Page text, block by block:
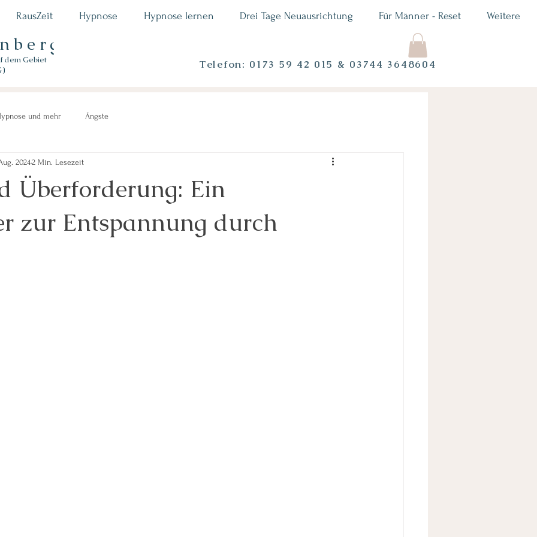
dem Gebiet
RausZeit Hypnose Hypnose lernen Drei Tage Neuausrichtung Für Männer - Reset Weitere
Telefon: 0173 59 42 015 & 03744 3648604
und mehr Ängste
Überforderung: Ein
zur Entspannung durch
20242 Min. Lesezeit
bewertet.